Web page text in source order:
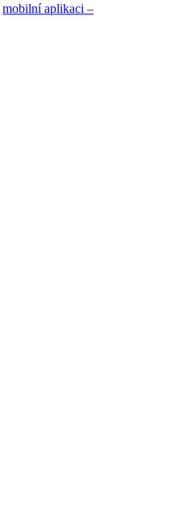
mobilní aplikaci –